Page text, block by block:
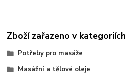
Zboží zařazeno v kategoriích
Potřeby pro masáže
Masážní a tělové oleje